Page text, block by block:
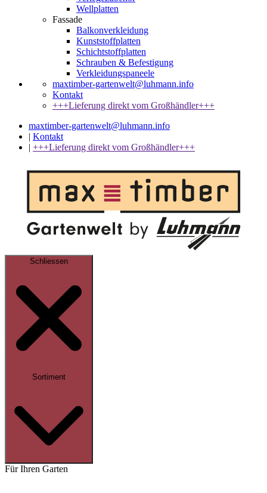
Wellplatten
Fassade
Balkonverkleidung
Kunststoffplatten
Schichtstoffplatten
Schrauben & Befestigung
Verkleidungspaneele
maxtimber-gartenwelt@luhmann.info
Kontakt
+++Lieferung direkt vom Großhändler+++
maxtimber-gartenwelt@luhmann.info
| Kontakt
| +++Lieferung direkt vom Großhändler+++
Schliessen
Sortiment
Für Ihren Garten